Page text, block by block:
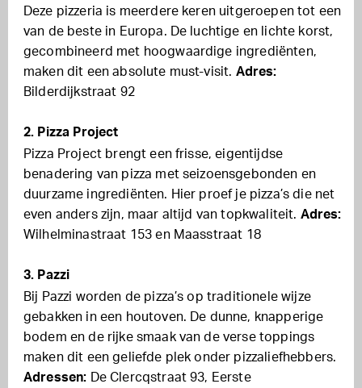
Deze pizzeria is meerdere keren uitgeroepen tot een
van de beste in Europa. De luchtige en lichte korst,
gecombineerd met hoogwaardige ingrediënten,
maken dit een absolute must-visit. Adres:
Bilderdijkstraat 92
2. Pizza Project
Pizza Project brengt een frisse, eigentijdse
benadering van pizza met seizoensgebonden en
duurzame ingrediënten. Hier proef je pizza’s die net
even anders zijn, maar altijd van topkwaliteit. Adres:
Wilhelminastraat 153 en Maasstraat 18
3. Pazzi
Bij Pazzi worden de pizza’s op traditionele wijze
gebakken in een houtoven. De dunne, knapperige
bodem en de rijke smaak van de verse toppings
maken dit een geliefde plek onder pizzaliefhebbers.
Adressen:
De Clercqstraat 93, Eerste